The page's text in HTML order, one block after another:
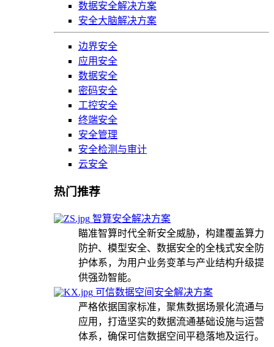
数据安全解决方案
安全大脑解决方案
边界安全
应用安全
数据安全
密码安全
工控安全
终端安全
安全管理
安全检测与审计
云安全
热门推荐
智算安全解决方案
瞄准智算时代全新安全威胁，构建覆盖算力
防护、模型安全、数据安全的全栈式安全防
护体系，为用户业务变革与产业结构升级提
供强劲智能。
可信数据空间安全解决方案
严格依据国家标准，聚焦数据场景化流通与
应用，打造坚实的数据流通基础设施与运营
体系，确保可信数据空间平稳落地及运行。